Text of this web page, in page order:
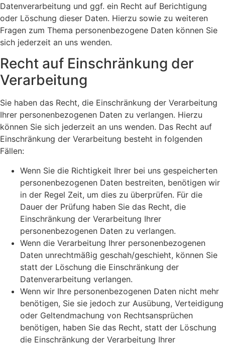
Datenverarbeitung und ggf. ein Recht auf Berichtigung
oder Löschung dieser Daten. Hierzu sowie zu weiteren
Fragen zum Thema personenbezogene Daten können Sie
sich jederzeit an uns wenden.
Recht auf Einschränkung der
Verarbeitung
Sie haben das Recht, die Einschränkung der Verarbeitung
Ihrer personenbezogenen Daten zu verlangen. Hierzu
können Sie sich jederzeit an uns wenden. Das Recht auf
Einschränkung der Verarbeitung besteht in folgenden
Fällen:
Wenn Sie die Richtigkeit Ihrer bei uns gespeicherten
personenbezogenen Daten bestreiten, benötigen wir
in der Regel Zeit, um dies zu überprüfen. Für die
Dauer der Prüfung haben Sie das Recht, die
Einschränkung der Verarbeitung Ihrer
personenbezogenen Daten zu verlangen.
Wenn die Verarbeitung Ihrer personenbezogenen
Daten unrechtmäßig geschah/geschieht, können Sie
statt der Löschung die Einschränkung der
Datenverarbeitung verlangen.
Wenn wir Ihre personenbezogenen Daten nicht mehr
benötigen, Sie sie jedoch zur Ausübung, Verteidigung
oder Geltendmachung von Rechtsansprüchen
benötigen, haben Sie das Recht, statt der Löschung
die Einschränkung der Verarbeitung Ihrer